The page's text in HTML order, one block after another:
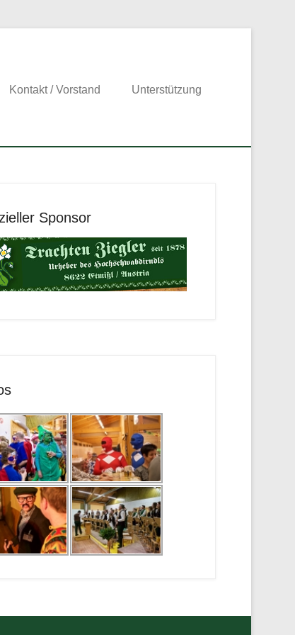
Kontakt / Vorstand Unterstützung
Sponsor